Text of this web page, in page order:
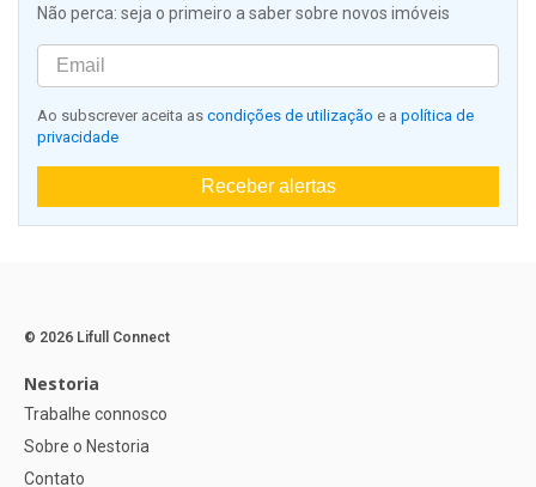
Não perca: seja o primeiro a saber sobre novos imóveis
Ao subscrever aceita as condições de utilização e a política de
privacidade
Receber alertas
© 2026 Lifull Connect
Nestoria
Trabalhe connosco
Sobre o Nestoria
Contato